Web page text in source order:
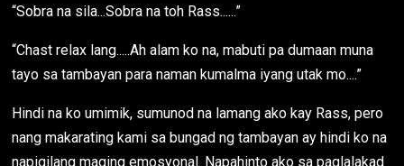
“Sobra na sila...Sobra na toh Rass......”
“Chast relax lang.....Ah alam ko na, mabuti pa dumaan muna
tayo sa tambayan para naman kumalma iyang utak mo....”
Hindi na ko umimik, sumunod na lamang ako kay Rass, pero
nang makarating kami sa bungad ng tambayan ay hindi ko na
napigilang maging emosyonal. Napahinto ako sa paglalakad